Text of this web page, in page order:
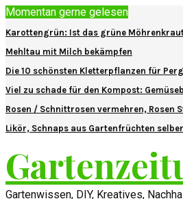
Momentan gerne gelesen
Karottengrün: Ist das grüne
Mehltau mit Milch bekämpfen
Die 10 schönsten Kletterpflanzen für
Viel zu schade für den Kompost:
Rosen / Schnittrosen vermehren, Rosen
Likör, Schnaps aus Gartenfrüchten
Gartenwissen, DIY, Kreatives,